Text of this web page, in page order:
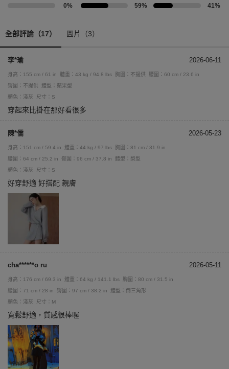
0% 59% 41%
全部評論（17） 圖片（3）
李*瑜 2026-06-11
身高：155 cm / 61 in 體重：43 kg / 94.8 lbs 胸圍：不提供
腰圍：60 cm / 23.6 in
臀圍：不提供
體型：蘋果型
顏色：淺灰
尺寸：S
穿起來比掛在那好看很多
陳*儒 2026-05-23
身高：151 cm / 59.4 in 體重：44 kg / 97 lbs
胸圍：81 cm / 31.9 in
腰圍：64 cm / 25.2 in
臀圍：96 cm / 37.8 in
體型：梨型
顏色：淺灰
尺寸：S
好穿舒適 好搭配 親膚
cha******o ru 2026-05-11
身高：176 cm / 69.3 in 體重：64 kg / 141.1 lbs
胸圍：80 cm / 31.5 in
腰圍：71 cm / 28 in
臀圍：97 cm / 38.2 in
體型：倒三角形
顏色：淺灰
尺寸：M
寬鬆舒適，質感很棒喔